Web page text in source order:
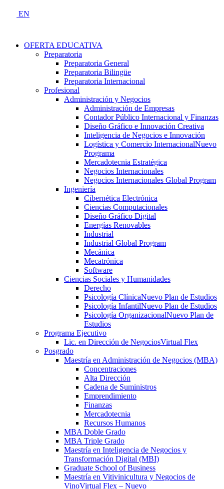
EN
OFERTA EDUCATIVA
Preparatoria
Preparatoria General
Preparatoria Bilingüe
Preparatoria Internacional
Profesional
Administración y Negocios
Administración de Empresas
Contador Público Internacional y Finanzas
Diseño Gráfico e Innovación Creativa
Inteligencia de Negocios e Innovación
Logística y Comercio InternacionalNuevo
Programa
Mercadotecnia Estratégica
Negocios Internacionales
Negocios Internacionales Global Program
Ingeniería
Cibernética Electrónica
Ciencias Computacionales
Diseño Gráfico Digital
Energías Renovables
Industrial
Industrial Global Program
Mecánica
Mecatrónica
Software
Ciencias Sociales y Humanidades
Derecho
Psicología ClínicaNuevo Plan de Estudios
Psicología InfantilNuevo Plan de Estudios
Psicología OrganizacionalNuevo Plan de
Estudios
Programa Ejecutivo
Lic. en Dirección de NegociosVirtual Flex
Posgrado
Maestría en Administración de Negocios (MBA)
Concentraciones
Alta Dirección
Cadena de Suministros
Emprendimiento
Finanzas
Mercadotecnia
Recursos Humanos
MBA Doble Grado
MBA Triple Grado
Maestría en Inteligencia de Negocios y
Transformación Digital (MBI)
Graduate School of Business
Maestría en Vitivinicultura y Negocios de
VinoVirtual Flex – Nuevo